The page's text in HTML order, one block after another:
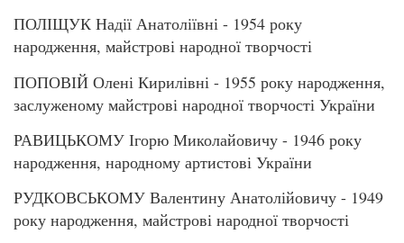
ПОЛІЩУК Надії Анатоліївні - 1954 року
народження, майстрові народної творчості
ПОПОВІЙ Олені Кирилівні - 1955 року народження,
заслуженому майстрові народної творчості України
РАВИЦЬКОМУ Ігорю Миколайовичу - 1946 року
народження, народному артистові України
РУДКОВСЬКОМУ Валентину Анатолійовичу - 1949
року народження, майстрові народної творчості